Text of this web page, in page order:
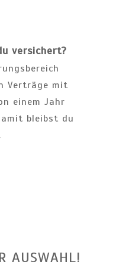
versichert?
Verträge mit
einem Jahr
bleibst du
AUSWAHL!